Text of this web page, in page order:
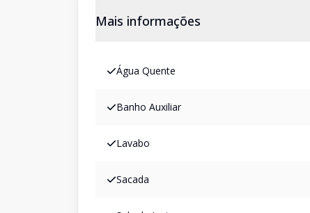
Mais informações
Água Quente
Banho Auxiliar
Lavabo
Sacada